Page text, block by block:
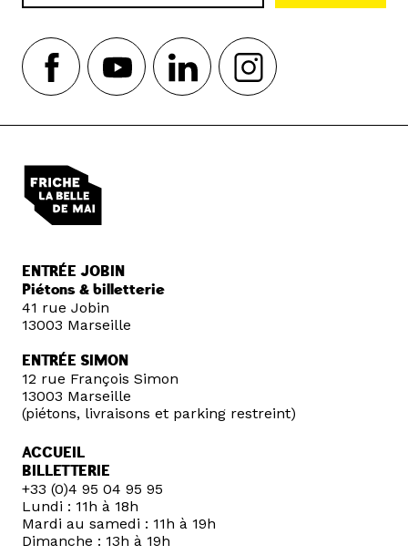
ENTRÉE JOBIN
Piétons & billetterie
41 rue Jobin
13003 Marseille
ENTRÉE SIMON
12 rue François Simon
13003 Marseille
(piétons, livraisons et parking restreint)
ACCUEIL
BILLETTERIE
+33 (0)4 95 04 95 95
Lundi : 11h à 18h
Mardi au samedi : 11h à 19h
Dimanche : 13h à 19h